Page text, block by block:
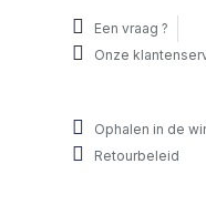
Een vraag ?
Onze
Ophalen in de
Retourbeleid